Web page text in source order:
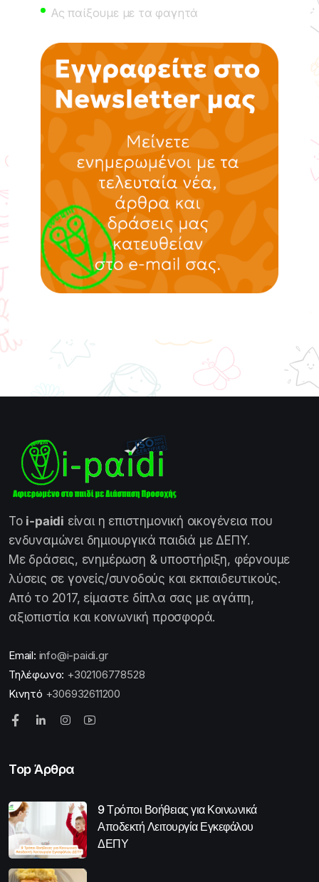
Ας παίξουμε με τα φαγητά
Το i-paidi είναι η επιστημονική οικογένεια που
ενδυναμώνει δημιουργικά παιδιά με ΔΕΠΥ.
Με δράσεις, ενημέρωση & υποστήριξη, φέρνουμε
λύσεις σε γονείς/συνοδούς και εκπαιδευτικούς.
Από το 2017, είμαστε δίπλα σας με αγάπη,
αξιοπιστία και κοινωνική προσφορά.
Email: info@i-paidi.gr
Τηλέφωνο: +302106778528
Κινητό +306932611200
Top Άρθρα
9 Τρόποι Βοήθειας για Κοινωνικά
Αποδεκτή Λειτουργία Εγκεφάλου
ΔΕΠΥ